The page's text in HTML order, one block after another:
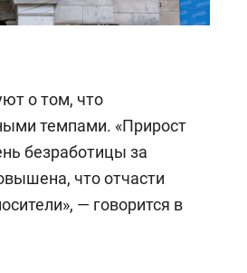
о том, что
темпами. «Прирост
безработицы за
что отчасти
— говорится в